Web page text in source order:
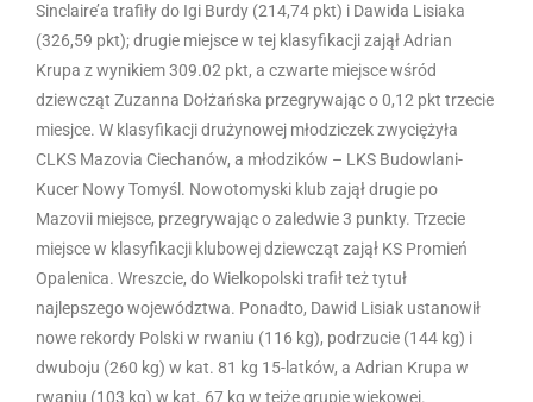
Sinclaire’a trafiły do Igi Burdy (214,74 pkt) i Dawida Lisiaka
(326,59 pkt); drugie miejsce w tej klasyfikacji zajął Adrian
Krupa z wynikiem 309.02 pkt, a czwarte miejsce wśród
dziewcząt Zuzanna Dołżańska przegrywając o 0,12 pkt trzecie
miesjce. W klasyfikacji drużynowej młodziczek zwyciężyła
CLKS Mazovia Ciechanów, a młodzików – LKS Budowlani-
Kucer Nowy Tomyśl. Nowotomyski klub zajął drugie po
Mazovii miejsce, przegrywając o zaledwie 3 punkty. Trzecie
miejsce w klasyfikacji klubowej dziewcząt zajął KS Promień
Opalenica. Wreszcie, do Wielkopolski trafił też tytuł
najlepszego województwa. Ponadto, Dawid Lisiak ustanowił
nowe rekordy Polski w rwaniu (116 kg), podrzucie (144 kg) i
dwuboju (260 kg) w kat. 81 kg 15-latków, a Adrian Krupa w
rwaniu (103 kg) w kat. 67 kg w tejże grupie wiekowej.